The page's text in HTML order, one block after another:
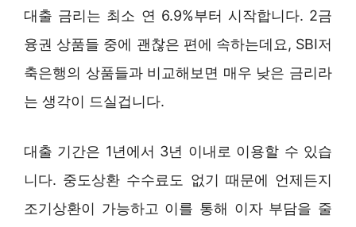
대출 금리는 최소 연 6.9%부터 시작합니다. 2금
융권 상품들 중에 괜찮은 편에 속하는데요, SBI저
축은행의 상품들과 비교해보면 매우 낮은 금리라
는 생각이 드실겁니다.
대출 기간은 1년에서 3년 이내로 이용할 수 있습
니다. 중도상환 수수료도 없기 때문에 언제든지
조기상환이 가능하고 이를 통해 이자 부담을 줄